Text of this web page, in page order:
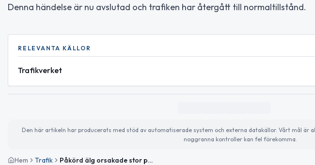
Denna händelse är nu avslutad och trafiken har återgått till normaltillstånd.
RELEVANTA KÄLLOR
Trafikverket
Den här artikeln har producerats med stöd av automatiserade system och externa datakällor. Vårt mål är
noggranna kontroller kan fel förekomma.
Hem Trafik Påkörd älg orsakade stor påverkan på väg 27 norr om Gislaved